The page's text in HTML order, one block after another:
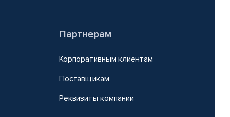
Партнерам
Корпоративным клиентам
Поставщикам
Реквизиты компании